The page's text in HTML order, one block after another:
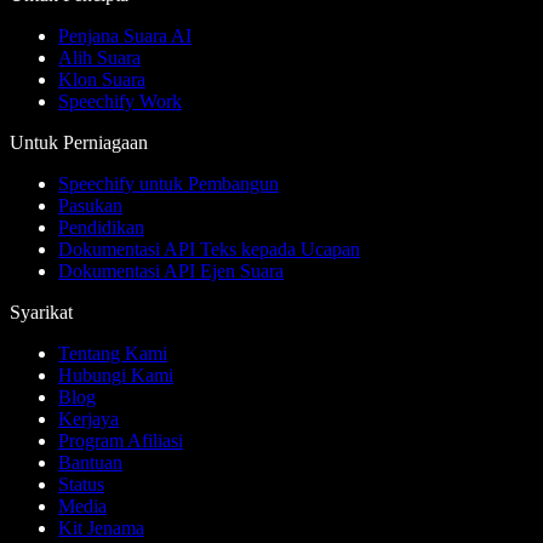
Penjana Suara AI
Alih Suara
Klon Suara
Speechify Work
Untuk Perniagaan
Speechify untuk Pembangun
Pasukan
Pendidikan
Dokumentasi API Teks kepada Ucapan
Dokumentasi API Ejen Suara
Syarikat
Tentang Kami
Hubungi Kami
Blog
Kerjaya
Program Afiliasi
Bantuan
Status
Media
Kit Jenama